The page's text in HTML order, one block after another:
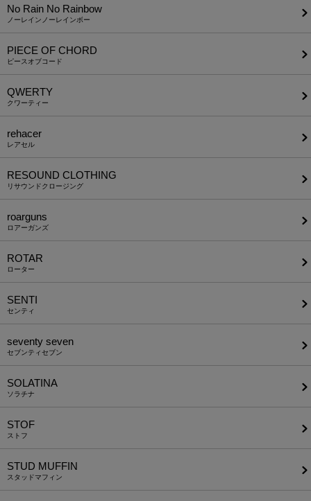
No Rain No Rainbow
ノーレインノーレインボー
PIECE OF CHORD
ピースオブコード
QWERTY
クワーティー
rehacer
レアセル
RESOUND CLOTHING
リサウンドクロージング
roarguns
ロアーガンズ
ROTAR
ローター
SENTI
センティ
seventy seven
セブンティセブン
SOLATINA
ソラチナ
STOF
ストフ
STUD MUFFIN
スタッドマフィン